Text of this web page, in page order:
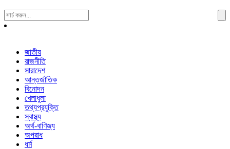
Search
For:
জাতীয়
রাজনীতি
সারাদেশ
আন্তর্জাতিক
বিনোদন
খেলাধুলা
তথ্যপ্রযুক্তি
স্বাস্থ্য
অর্থ-বাণিজ্য
অপরাধ
ধর্ম